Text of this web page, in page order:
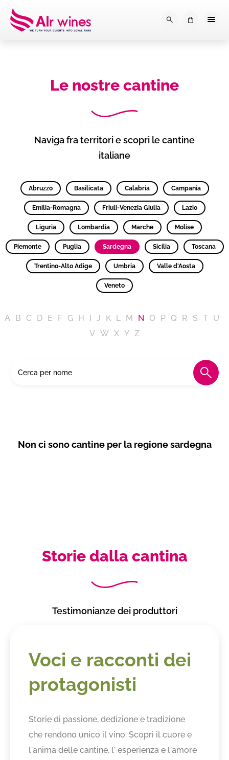
Dalla loro vendemmia, alla
Le nostre cantine
Naviga fra territori e scopri le cantine
italiane
Abruzzo Basilicata Calabria Campania
Emilia-Romagna Friuli-Venezia Giulia Lazio
Liguria Lombardia Marche Molise
Piemonte Puglia Sardegna Sicilia Toscana
Trentino-Alto Adige Umbria Valle d'Aosta
Veneto
A B C D E F G H J K L M N O P Q R S T U
V W X Y Z
Non ci sono cantine per la regione sardegna
Storie dalla cantina
Testimonianze dei produttori
Voci e racconti dei
protagonisti
Storie di passione, dedizione e tradizione
che rendono unico il vino. Scopri il cuore e
l'anima delle cantine, l' esperienza e l'amore